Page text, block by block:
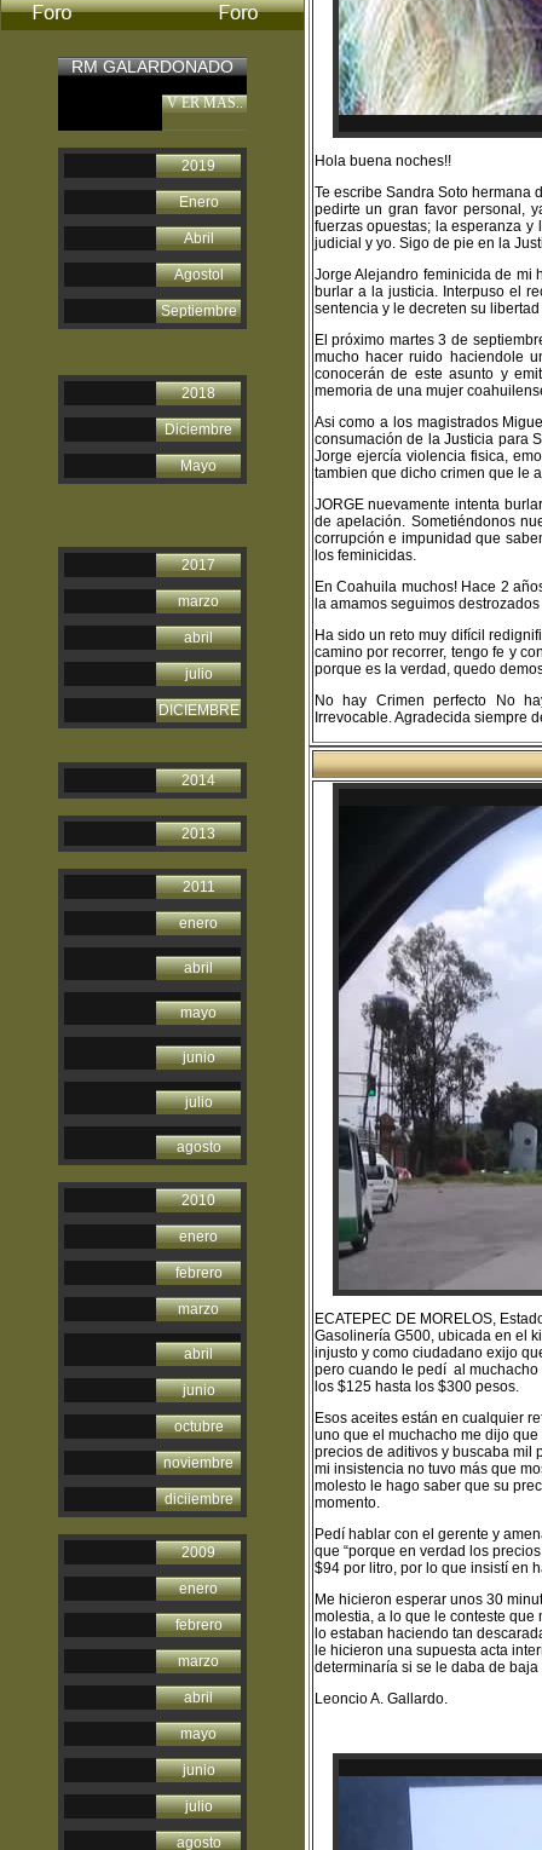
RM GALARDONADO
V ER MAS..
2019
Enero
Abril
Agostol
Septiembre
2018
Diciembre
Mayo
2017
marzo
abril
julio
DICIEMBRE
2014
2013
2011
enero
abril
mayo
junio
julio
agosto
2010
enero
febrero
marzo
abril
junio
octubre
noviembre
diciiembre
2009
enero
febrero
marzo
abril
mayo
junio
julio
agosto
Hola buena noches!!
Te escribe Sandra Soto hermana
pedirte un gran favor personal,
fuerzas opuestas; la esperanza
judicial y yo. Sigo de pie en la
Jorge Alejandro feminicida de mi
burlar a la justicia. Interpuso el
sentencia y le decreten su
El próximo martes 3 de
mucho hacer ruido haciendole
conocerán de este asunto y
memoria de una mujer
Asi como a los magistrados
consumación de la Justicia para
Jorge ejercía violencia fisica,
tambien que dicho crimen que le
JORGE nuevamente intenta
de apelación. Sometiéndonos
corrupción e impunidad que
los feminicidas.
En Coahuila muchos! Hace 2
la amamos seguimos
Ha sido un reto muy difícil
camino por recorrer, tengo fe y
porque es la verdad, quedo
No hay Crimen perfecto No
Irrevocable. Agradecida siempre
ECATEPEC DE MORELOS,
Gasolinería G500, ubicada en el
injusto y como ciudadano exijo
pero cuando le pedí al muchacho
los $125 hasta los $300 pesos.
Esos aceites están en cualquier
uno que el muchacho me dijo
precios de aditivos y buscaba mil
mi insistencia no tuvo más que
molesto le hago saber que su
momento.
Pedí hablar con el gerente y
que “porque en verdad los
$94 por litro, por lo que insistí en
Me hicieron esperar unos 30
molestia, a lo que le conteste
lo estaban haciendo tan
le hicieron una supuesta acta
determinaría si se le daba de
Leoncio A. Gallardo.